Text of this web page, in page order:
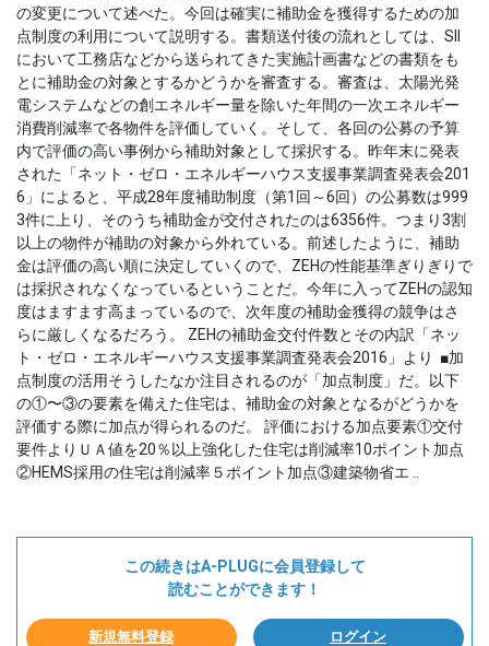
の変更について述べた。今回は確実に補助金を獲得するための加
点制度の利用について説明する。書類送付後の流れとしては、SII
において工務店などから送られてきた実施計画書などの書類をも
とに補助金の対象とするかどうかを審査する。審査は、太陽光発
電システムなどの創エネルギー量を除いた年間の一次エネルギー
消費削減率で各物件を評価していく。そして、各回の公募の予算
内で評価の高い事例から補助対象として採択する。昨年末に発表
された「ネット・ゼロ・エネルギーハウス支援事業調査発表会201
6」によると、平成28年度補助制度（第1回～6回）の公募数は999
3件に上り、そのうち補助金が交付されたのは6356件。つまり3割
以上の物件が補助の対象から外れている。前述したように、補助
金は評価の高い順に決定していくので、ZEHの性能基準ぎりぎりで
は採択されなくなっているということだ。今年に入ってZEHの認知
度はますます高まっているので、次年度の補助金獲得の競争はさ
らに厳しくなるだろう。 ZEHの補助金交付件数とその内訳「ネッ
ト・ゼロ・エネルギーハウス支援事業調査発表会2016」より ■加
点制度の活用そうしたなか注目されるのが「加点制度」だ。以下
の①〜③の要素を備えた住宅は、補助金の対象となるがどうかを
評価する際に加点が得られるのだ。 評価における加点要素①交付
要件よりＵＡ値を20％以上強化した住宅は削減率10ポイント加点
②HEMS採用の住宅は削減率５ポイント加点③建築物省エ ..
この続きはA-PLUGに会員登録して
読むことができます！
新規無料登録 ログイン